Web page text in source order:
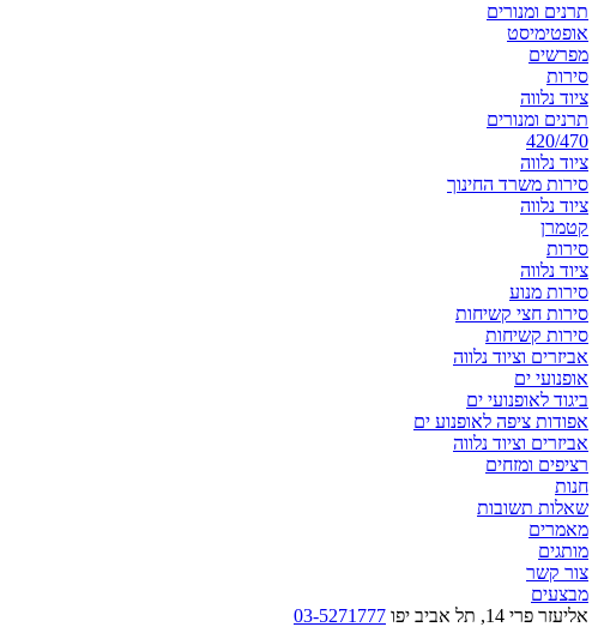
תרנים ומנורים
אופטימיסט
מפרשים
סירות
ציוד נלווה
תרנים ומנורים
420/470
ציוד נלווה
סירות משרד החינוך
ציוד נלווה
קטמרן
סירות
ציוד נלווה
סירות מנוע
סירות חצי קשיחות
סירות קשיחות
אביזרים וציוד נלווה
אופנועי ים
ביגוד לאופנועי ים
אפודות ציפה לאופנוע ים
אביזרים וציוד נלווה
רציפים ומזחים
חנות
שאלות תשובות
מאמרים
מותגים
צור קשר
מבצעים
אליעזר פרי 14, תל אביב יפו
03-5271777